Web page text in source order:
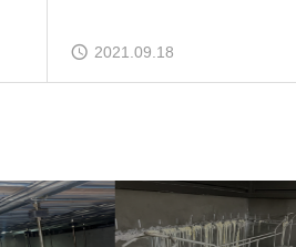
2021.09.18